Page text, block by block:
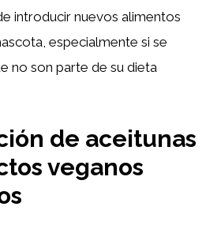
introducir nuevos alimentos
especialmente si se
no son parte de su dieta
de aceitunas
veganos